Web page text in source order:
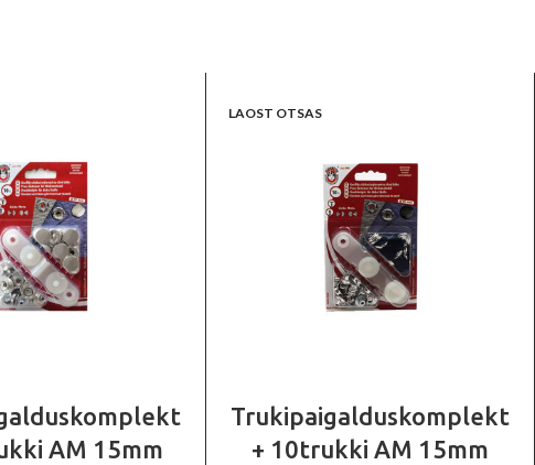
AM 15mm
LAOST OTSAS
Trukipaigalduskomplekt
+ 10trukki AM 15mm